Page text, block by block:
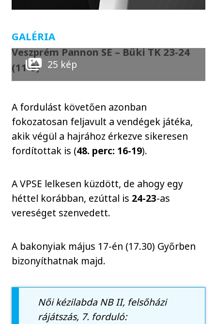
GALÉRIA
Veszprém Pannon SE – Büki TK 23-24
(11-9)
25 kép
A fordulást követően azonban
fokozatosan feljavult a vendégek játéka,
akik végül a hajrához érkezve sikeresen
fordítottak is (48. perc: 16-19).
A VPSE lelkesen küzdött, de ahogy egy
héttel korábban, ezúttal is 24-23-as
vereséget szenvedett.
A bakonyiak május 17-én (17.30) Győrben
bizonyíthatnak majd.
Női kézilabda NB II, felsőházi
rájátszás, 7. forduló: